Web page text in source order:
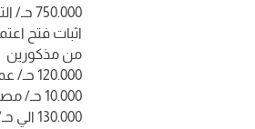
750.000 حـ/ التزامات اعتمادات مستندية (بنك مصر)
اثبات فتح
من مذكورين
120.000 حـ/ عمولات بنكية (اعتماد مستندي رقم×××)
10.000 حـ/ مصروفات بنكية
130.000 الي حـ/ النقدية بالبنك (بنك مصر)